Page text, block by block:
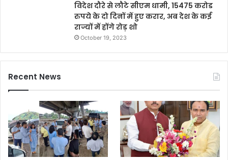
विदेश दौरे से लौटे सीएम धामी, 15475 करोड
रुपये के दो दिनों में हुए करार, अब देश के कई
राज्यों में होंगे रोड़ शो
October 19, 2023
Recent News